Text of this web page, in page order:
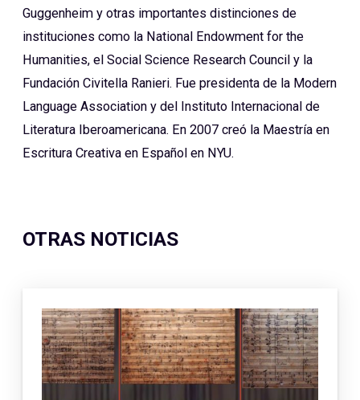
Guggenheim y otras importantes distinciones de
instituciones como la National Endowment for the
Humanities, el Social Science Research Council y la
Fundación Civitella Ranieri. Fue presidenta de la Modern
Language Association y del Instituto Internacional de
Literatura Iberoamericana. En 2007 creó la Maestría en
Escritura Creativa en Español en NYU.
OTRAS NOTICIAS